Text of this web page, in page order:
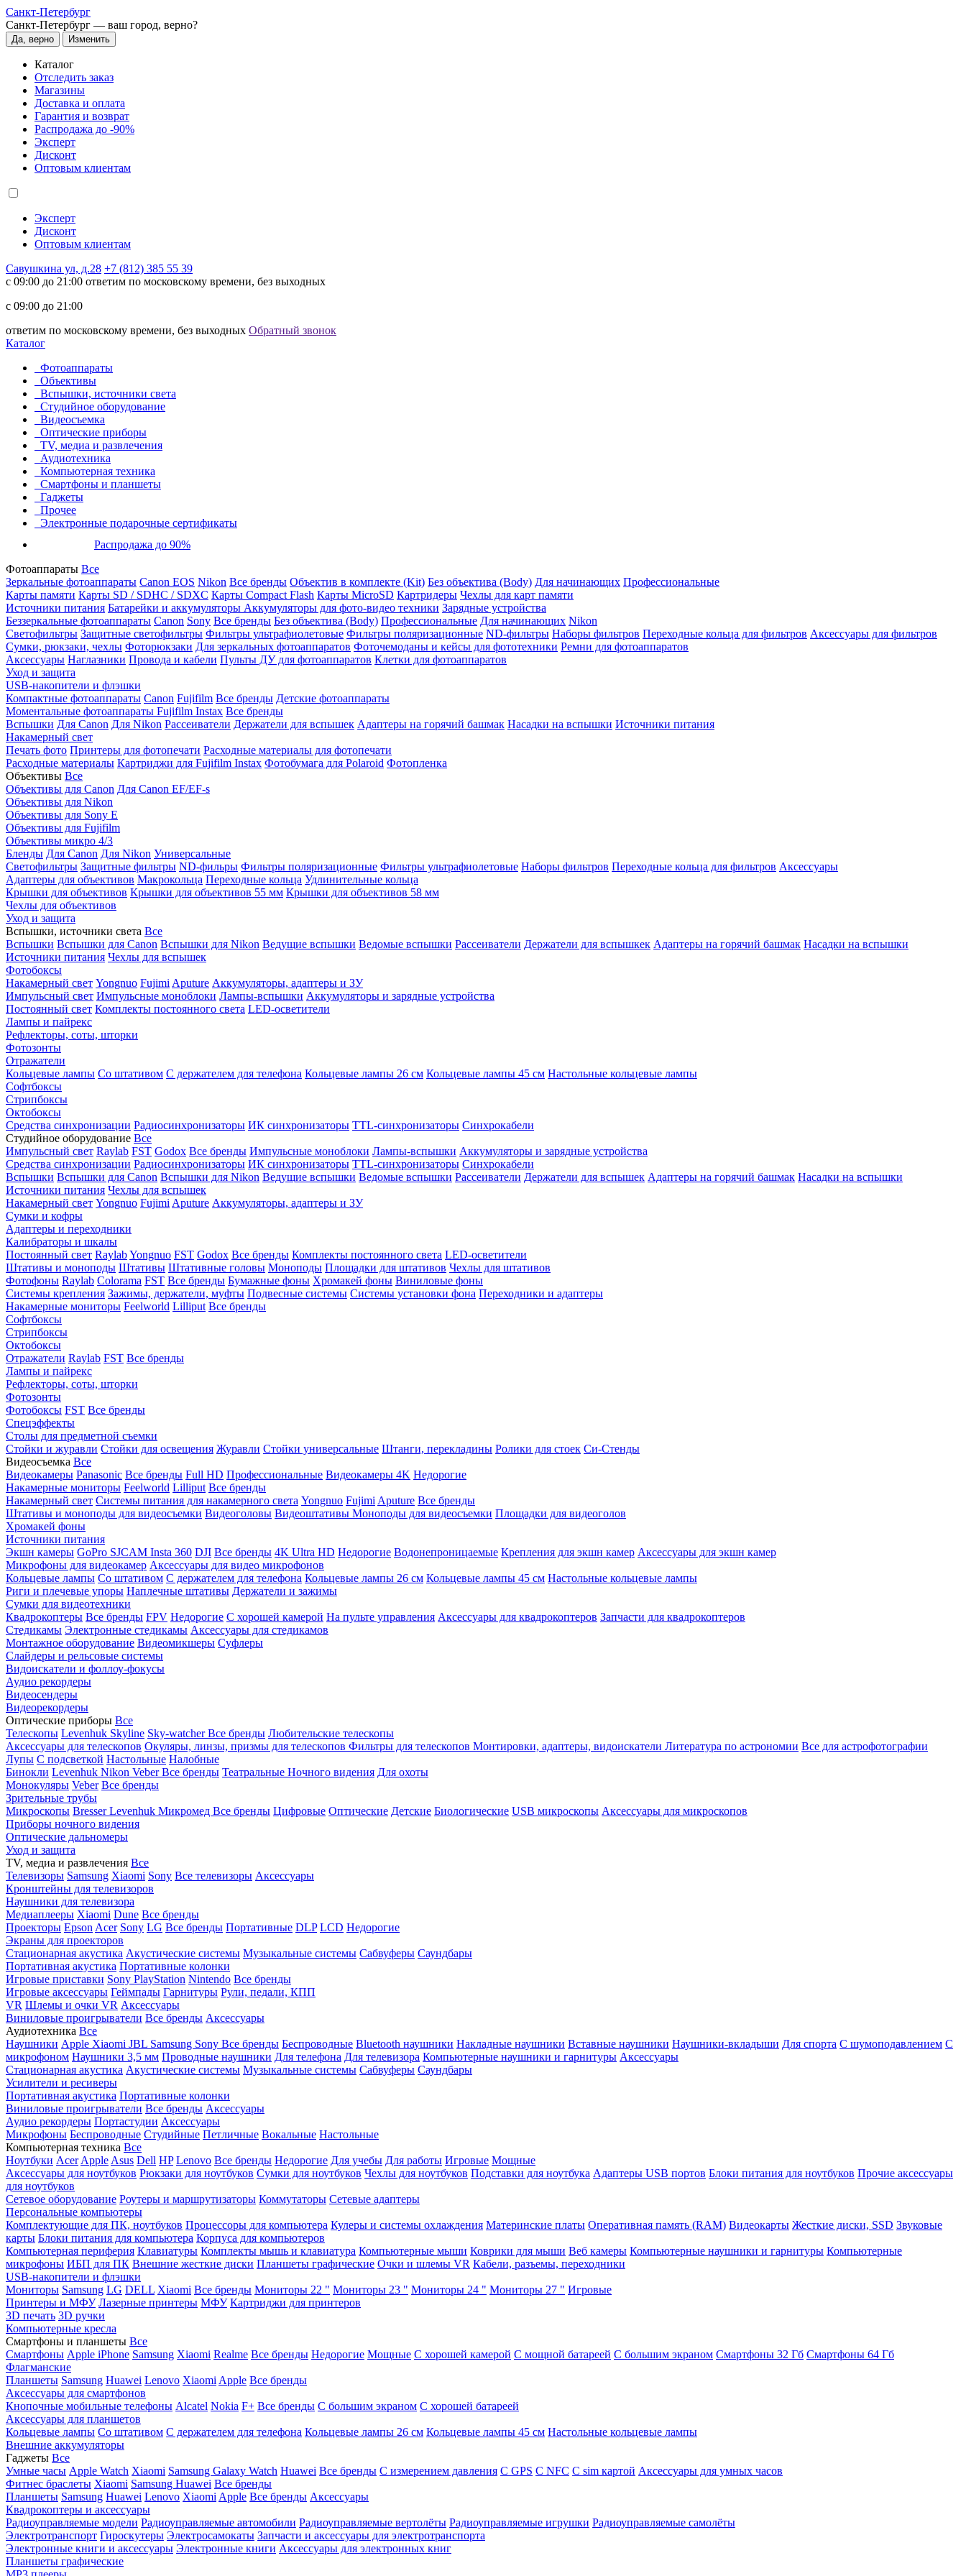
Санкт-Петербург
Санкт-Петербург — ваш город, верно?
Да, верно Изменить
Каталог
Отследить заказ
Магазины
Доставка и оплата
Гарантия и возврат
Распродажа до -90%
Эксперт
Дисконт
Оптовым клиентам
Эксперт
Дисконт
Оптовым клиентам
Савушкина ул, д.28 +7 (812) 385 55 39
c 09:00 до 21:00 ответим по московскому времени, без выходных
c 09:00 до 21:00
ответим по московскому времени, без выходных Обратный звонок
Каталог
Фотоаппараты
Объективы
Вспышки, источники света
Студийное оборудование
Видеосъемка
Оптические приборы
TV, медиа и развлечения
Аудиотехника
Компьютерная техника
Смартфоны и планшеты
Гаджеты
Прочее
Электронные подарочные сертификаты
Распродажа до 90%
Фотоаппараты Все
Зеркальные фотоаппараты Canon EOS Nikon Все бренды Объектив в комплекте (Kit) Без объектива (Body) Для начинающих Профессиональные
Карты памяти Карты SD / SDHC / SDXC Карты Compact Flash Карты MicroSD Картридеры Чехлы для карт памяти
Источники питания Батарейки и аккумуляторы Аккумуляторы для фото-видео техники Зарядные устройства
Беззеркальные фотоаппараты Canon Sony Все бренды Без объектива (Body) Профессиональные Для начинающих Nikon
Светофильтры Защитные светофильтры Фильтры ультрафиолетовые Фильтры поляризационные ND-фильтры Наборы фильтров Переходные кольца для фильтров Аксессуары для фильтров
Сумки, рюкзаки, чехлы Фоторюкзаки Для зеркальных фотоаппаратов Фоточемоданы и кейсы для фототехники Ремни для фотоаппаратов
Аксессуары Наглазники Провода и кабели Пульты ДУ для фотоаппаратов Клетки для фотоаппаратов
Уход и защита
USB-накопители и флэшки
Компактные фотоаппараты Canon Fujifilm Все бренды Детские фотоаппараты
Моментальные фотоаппараты Fujifilm Instax Все бренды
Вспышки Для Canon Для Nikon Рассеиватели Держатели для вспышек Адаптеры на горячий башмак Насадки на вспышки Источники питания
Накамерный свет
Печать фото Принтеры для фотопечати Расходные материалы для фотопечати
Расходные материалы Картриджи для Fujifilm Instax Фотобумага для Polaroid Фотопленка
Объективы Все
Объективы для Canon Для Canon EF/EF-s
Объективы для Nikon
Объективы для Sony E
Объективы для Fujifilm
Объективы микро 4/3
Бленды Для Canon Для Nikon Универсальные
Светофильтры Защитные фильтры ND-фильры Фильтры поляризационные Фильтры ультрафиолетовые Наборы фильтров Переходные кольца для фильтров Аксессуары
Адаптеры для объективов Макрокольца Переходные кольца Удлинительные кольца
Крышки для объективов Крышки для объективов 55 мм Крышки для объективов 58 мм
Чехлы для объективов
Уход и защита
Вспышки, источники света Все
Вспышки Вспышки для Canon Вспышки для Nikon Ведущие вспышки Ведомые вспышки Рассеиватели Держатели для вспышкек Адаптеры на горячий башмак Насадки на вспышки
Источники питания Чехлы для вспышек
Фотобоксы
Накамерный свет Yongnuo Fujimi Aputure Аккумуляторы, адаптеры и ЗУ
Импульсный свет Импульсные моноблоки Лампы-вспышки Аккумуляторы и зарядные устройства
Постоянный свет Комплекты постоянного света LED-осветители
Лампы и пайрекс
Рефлекторы, соты, шторки
Фотозонты
Отражатели
Кольцевые лампы Со штативом С держателем для телефона Кольцевые лампы 26 см Кольцевые лампы 45 см Настольные кольцевые лампы
Софтбоксы
Стрипбоксы
Октобоксы
Средства синхронизации Радиосинхронизаторы ИК синхронизаторы TTL-синхронизаторы Синхрокабели
Студийное оборудование Все
Импульсный свет Raylab FST Godox Все бренды Импульсные моноблоки Лампы-вспышки Аккумуляторы и зарядные устройства
Средства синхронизации Радиосинхронизаторы ИК синхронизаторы TTL-синхронизаторы Синхрокабели
Вспышки Вспышки для Canon Вспышки для Nikon Ведущие вспышки Ведомые вспышки Рассеиватели Держатели для вспышек Адаптеры на горячий башмак Насадки на вспышки
Источники питания Чехлы для вспышек
Накамерный свет Yongnuo Fujimi Aputure Аккумуляторы, адаптеры и ЗУ
Сумки и кофры
Адаптеры и переходники
Калибраторы и шкалы
Постоянный свет RaylabYongnuo FST Godox Все бренды Комплекты постоянного света LED-осветители
Штативы и моноподы Штативы Штативные головы Моноподы Площадки для штативов Чехлы для штативов
Фотофоны Raylab Colorama FST Все бренды Бумажные фоны Хромакей фоны Виниловые фоны
Системы крепления Зажимы, держатели, муфты Подвесные системы Системы установки фона Переходники и адаптеры
Накамерные мониторы Feelworld Lilliput Все бренды
Софтбоксы
Стрипбоксы
Октобоксы
Отражатели Raylab FST Все бренды
Лампы и пайрекс
Рефлекторы, соты, шторки
Фотозонты
Фотобоксы FST Все бренды
Спецэффекты
Столы для предметной съемки
Стойки и журавли Стойки для освещения Журавли Стойки универсальные Штанги, перекладины Ролики для стоек Си-Стенды
Видеосъемка Все
Видеокамеры Panasonic Все бренды Full HD Профессиональные Видеокамеры 4K Недорогие
Накамерные мониторы Feelworld Lilliput Все бренды
Накамерный свет Системы питания для накамерного света Yongnuo Fujimi Aputure Все бренды
Штативы и моноподы для видеосъемки Видеоголовы Видеоштативы Моноподы для видеосъемки Площадки для видеоголов
Хромакей фоны
Источники питания
Экшн камеры GoPro SJCAM Insta 360 DJI Все бренды 4K Ultra HD Недорогие Водонепроницаемые Крепления для экшн камер Аксессуары для экшн камер
Микрофоны для видеокамер Аксессуары для видео микрофонов
Кольцевые лампы Со штативом C держателем для телефона Кольцевые лампы 26 см Кольцевые лампы 45 см Настольные кольцевые лампы
Риги и плечевые упоры Наплечные штативы Держатели и зажимы
Сумки для видеотехники
Квадрокоптеры Все бренды FPV Недорогие С хорошей камерой На пульте управления Аксессуары для квадрокоптеров Запчасти для квадрокоптеров
Стедикамы Электронные стедикамы Аксессуары для стедикамов
Монтажное оборудование Видеомикшеры Суфлеры
Слайдеры и рельсовые системы
Видоискатели и фоллоу-фокусы
Аудио рекордеры
Видеосендеры
Видеорекордеры
Оптические приборы Все
Телескопы Levenhuk Skyline Sky-watcherВсе бренды Любительские телескопы
Аксессуары для телескопов Окуляры, линзы, призмы для телескопов Фильтры для телескопов Монтировки, адаптеры, видоискатели Литература по астрономии Все для астрофотографии
Лупы С подсветкой Настольные Налобные
Бинокли Levenhuk Nikon VeberВсе бренды Театральные Ночного видения Для охоты
Монокуляры Veber Все бренды
Зрительные трубы
Микроскопы BresserLevenhuk Микромед Все бренды Цифровые Оптические Детские Биологические USB микроскопы Аксессуары для микроскопов
Приборы ночного видения
Оптические дальномеры
Уход и защита
TV, медиа и развлечения Все
Телевизоры Samsung Xiaomi Sony Все телевизоры Аксессуары
Кронштейны для телевизоров
Наушники для телевизора
Медиаплееры Xiaomi Dune Все бренды
Проекторы Epson Acer Sony LG Все бренды Портативные DLP LCD Недорогие
Экраны для проекторов
Стационарная акустика Акустические системы Музыкальные системы Сабвуферы Саундбары
Портативная акустика Портативные колонки
Игровые приставки Sony PlayStation Nintendo Все бренды
Игровые аксессуары Геймпады Гарнитуры Рули, педали, КПП
VR Шлемы и очки VR Аксессуары
Виниловые проигрыватели Все бренды Аксессуары
Аудиотехника Все
Наушники Apple Xiaomi JBL Samsung Sony Все бренды Беспроводные Bluetooth наушники Накладные наушники Вставные наушники Наушники-вкладыши Для спорта С шумоподавлением С
микрофоном Наушники 3,5 мм Проводные наушники Для телефона Для телевизора Компьютерные наушники и гарнитуры Аксессуары
Стационарная акустика Акустические системы Музыкальные системы Сабвуферы Саундбары
Усилители и ресиверы
Портативная акустика Портативные колонки
Виниловые проигрыватели Все бренды Аксессуары
Аудио рекордеры Портастудии Аксессуары
Микрофоны Беспроводные Студийные Петличные Вокальные Настольные
Компьютерная техника Все
Ноутбуки Acer Apple Asus Dell HP Lenovo Все бренды Недорогие Для учебы Для работы Игровые Мощные
Аксессуары для ноутбуков Рюкзаки для ноутбуков Сумки для ноутбуков Чехлы для ноутбуков Подставки для ноутбука Адаптеры USB портов Блоки питания для ноутбуков Прочие аксессуары
для ноутбуков
Сетевое оборудование Роутеры и маршрутизаторы Коммутаторы Сетевые адаптеры
Персональные компьютеры
Комплектующие для ПК, ноутбуков Процессоры для компьютера Кулеры и системы охлаждения Материнские платы Оперативная память (RAM) Видеокарты Жесткие диски, SSD Звуковые
карты Блоки питания для компьютера Корпуса для компьютеров
Компьютерная периферия Клавиатуры Комплекты мышь и клавиатура Компьютерные мыши Коврики для мыши Веб камеры Компьютерные наушники и гарнитуры Компьютерные
микрофоны ИБП для ПК Внешние жесткие диски Планшеты графические Очки и шлемы VR Кабели, разъемы, переходники
USB-накопители и флэшки
Мониторы Samsung LG DELL Xiaomi Все бренды Мониторы 22 " Мониторы 23 " Мониторы 24 " Мониторы 27 " Игровые
Принтеры и МФУ Лазерные принтеры МФУ Картриджи для принтеров
3D печать 3D ручки
Компьютерные кресла
Смартфоны и планшеты Все
Смартфоны Apple iPhone Samsung Xiaomi Realme Все бренды Недорогие Мощные С хорошей камерой С мощной батареей С большим экраном Смартфоны 32 Гб Смартфоны 64 Гб
Флагманские
Планшеты Samsung Huawei Lenovo Xiaomi Apple Все бренды
Аксессуары для смартфонов
Кнопочные мобильные телефоны Alcatel Nokia F+ Все бренды С большим экраном С хорошей батареей
Аксессуары для планшетов
Кольцевые лампы Со штативом C держателем для телефона Кольцевые лампы 26 см Кольцевые лампы 45 см Настольные кольцевые лампы
Внешние аккумуляторы
Гаджеты Все
Умные часы Apple Watch Xiaomi Samsung Galaxy Watch Huawei Все бренды C измерением давления C GPS C NFC C sim картой Аксессуары для умных часов
Фитнес браслеты Xiaomi Samsung Huawei Все бренды
Планшеты Samsung Huawei Lenovo Xiaomi Apple Все бренды Аксессуары
Квадрокоптеры и аксессуары
Радиоуправляемые модели Радиоуправляемые автомобили Радиоуправляемые вертолёты Радиоуправляемые игрушки Радиоуправляемые самолёты
Электротранспорт Гироскутеры Электросамокаты Запчасти и аксессуары для электротранспорта
Электронные книги и аксессуары Электронные книги Аксессуары для электронных книг
Планшеты графические